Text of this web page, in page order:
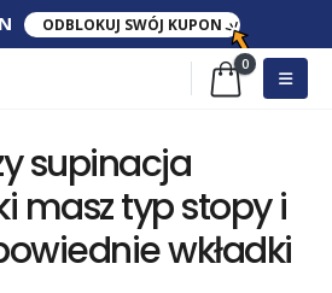
ODBLOKUJ SWÓJ KUPON
0
supinacja
masz typ stopy i
wkładki